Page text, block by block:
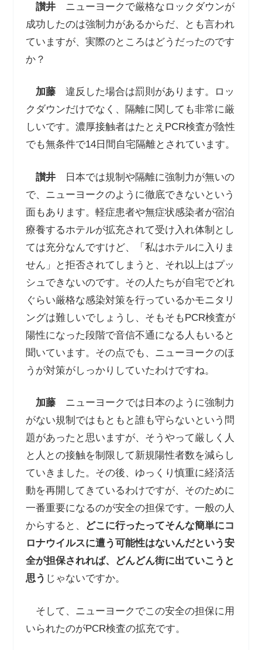
讃井ニューヨークで厳格なロックダウンが
成功したのは強制力があるからだ、とも言われ
ていますが、実際のところはどうだったのです
か？
加藤違反した場合は罰則があります。ロッ
クダウンだけでなく、隔離に関しても非常に厳
しいです。濃厚接触者はたとえPCR検査が陰性
でも無条件で14日間自宅隔離とされています。
讃井日本では規制や隔離に強制力が無いの
で、ニューヨークのように徹底できないという
面もあります。軽症患者や無症状感染者が宿泊
療養するホテルが拡充されて受け入れ体制とし
ては充分なんですけど、「私はホテルに入りま
せん」と拒否されてしまうと、それ以上はプッ
シュできないのです。その人たちが自宅でどれ
ぐらい厳格な感染対策を行っているかモニタリ
ングは難しいでしょうし、そもそもPCR検査が
陽性になった段階で音信不通になる人もいると
聞いています。その点でも、ニューヨークのほ
うが対策がしっかりしていたわけですね。
加藤ニューヨークでは日本のように強制力
がない規制ではもともと誰も守らないという問
題があったと思いますが、そうやって厳しく人
と人との接触を制限して新規陽性者数を減らし
ていきました。その後、ゆっくり慎重に経済活
動を再開してきているわけですが、そのために
一番重要になるのが安全の担保です。一般の人
からすると、
どこに行ったってそんな簡単にコ
ロナウイルスに遭う可能性はないんだという安
全が担保されれば、どんどん街に出ていこうと
思う じゃないですか。
そして、ニューヨークでこの安全の担保に用
いられたのがPCR検査の拡充です。